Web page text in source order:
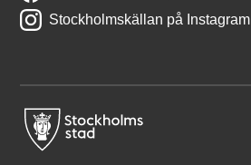
Stockholmskällan på Instagram